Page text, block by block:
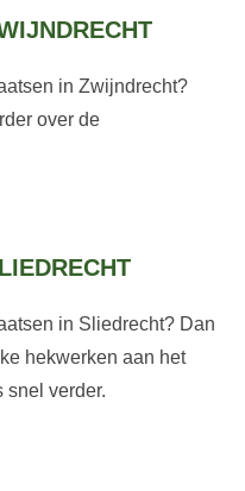
in Zwijndrecht?
over de
in Sliedrecht? Dan
hekwerken aan het
snel verder.